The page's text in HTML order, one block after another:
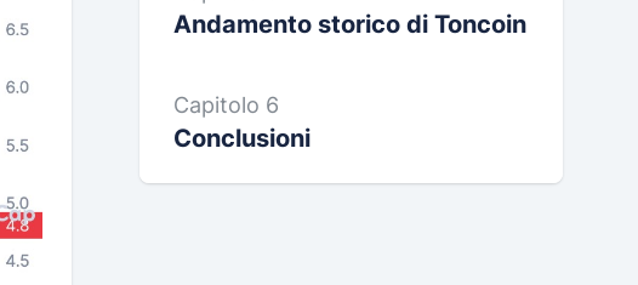
Andamento storico di Toncoin
Capitolo 6
Conclusioni